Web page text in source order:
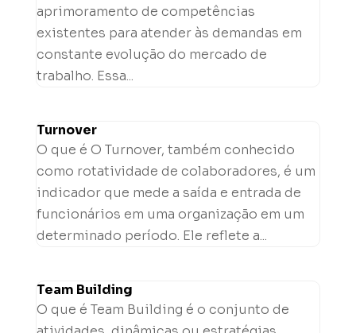
aprimoramento de competências
existentes para atender às demandas em
constante evolução do mercado de
trabalho. Essa...
Turnover
O que é O Turnover, também conhecido
como rotatividade de colaboradores, é um
indicador que mede a saída e entrada de
funcionários em uma organização em um
determinado período. Ele reflete a...
Team Building
O que é Team Building é o conjunto de